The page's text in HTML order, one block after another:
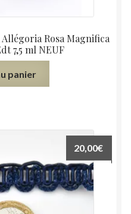
Rosa Magnifica
7,5 ml NEUF
panier
20,00€